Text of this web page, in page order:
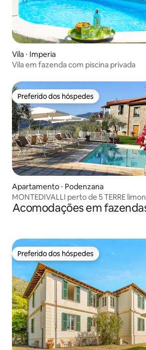
Vila ⋅ Imperia
Vila em fazenda com piscina privada
Preferido dos hóspedes
Preferido dos hóspedes
Apartamento ⋅ Podenzana
MONTEDIVALLI perto de 5
Acomodações em
Preferido dos hóspedes
Preferido dos hóspedes